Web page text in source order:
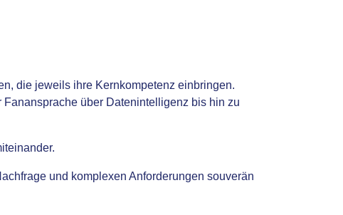
die jeweils ihre Kernkompetenz einbringen.
über Datenintelligenz bis hin zu
und komplexen Anforderungen souverän